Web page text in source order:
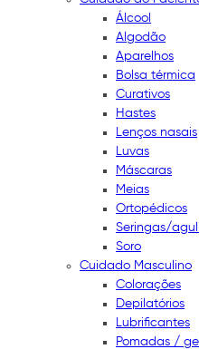
Álcool
Algodão
Aparelhos
Bolsa térmica
Curativos
Hastes
Lenços nasais
Luvas
Máscaras
Meias
Ortopédicos
Seringas/
Soro
Cuidado Masculino
Colorações
Depilatórios
Lubrificantes
Pomadas / gel